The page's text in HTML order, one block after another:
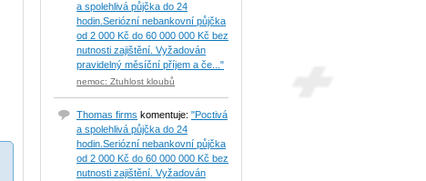
a spolehlivá půjčka do 24
hodin.Seriózní nebankovní půjčka
od 2 000 Kč do 60 000 000 Kč bez
nutnosti zajištění. Vyžadován
pravidelný měsíční příjem a če..."
nemoc: Ztuhlost kloubů
Thomas firms komentuje: "Poctivá
a spolehlivá půjčka do 24
hodin.Seriózní nebankovní půjčka
od 2 000 Kč do 60 000 000 Kč bez
nutnosti zajištění. Vyžadován